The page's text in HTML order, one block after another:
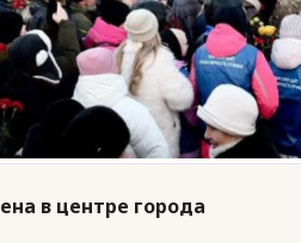
в центре города